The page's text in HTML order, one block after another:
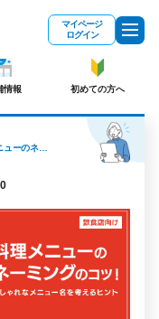
マイページ
ログイン
情報 初めての方へ
飲食店向け・料理メニューのネーミングのコツ！おしゃれなメニュー名を考えるヒント